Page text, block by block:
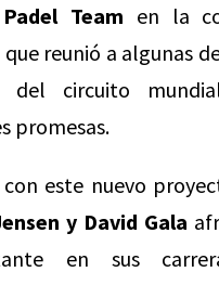
Team en la
reunió a algunas
del circuito
promesas.
este nuevo
y David Gala
en sus